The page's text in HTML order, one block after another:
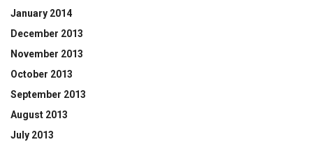
January 2014
December 2013
November 2013
October 2013
September 2013
August 2013
July 2013